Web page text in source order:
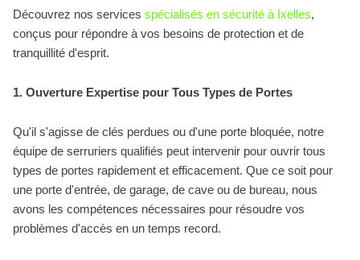
Découvrez nos services spécialisés en sécurité à Ixelles,
conçus pour répondre à vos besoins de protection et de
tranquillité d'esprit.
1. Ouverture Expertise pour Tous Types de Portes
Qu'il s'agisse de clés perdues ou d'une porte bloquée, notre
équipe de serruriers qualifiés peut intervenir pour ouvrir tous
types de portes rapidement et efficacement. Que ce soit pour
une porte d'entrée, de garage, de cave ou de bureau, nous
avons les compétences nécessaires pour résoudre vos
problèmes d'accès en un temps record.